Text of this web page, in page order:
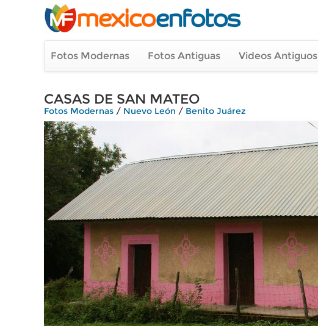
Fotos Modernas Fotos Antiguas Videos Antiguos
CASAS DE SAN MATEO
Fotos Modernas / Nuevo León / Benito Juárez